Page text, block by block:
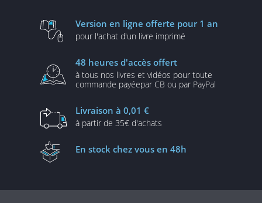
Version en ligne offerte pour 1 an
pour l'achat d'un livre imprimé
48 heures d'accès offert
à tous nos livres et vidéos pour toute
commande payéepar CB ou par PayPal
Livraison à 0,01 €
à partir de 35€ d'achats
En stock chez vous en 48h